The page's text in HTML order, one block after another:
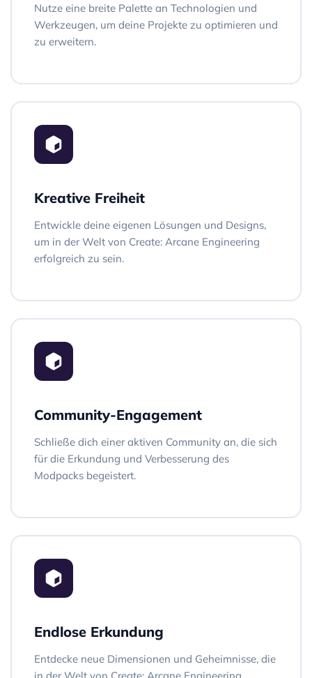
Nutze eine breite Palette an Technologien und
Werkzeugen, um deine Projekte zu optimieren und
zu erweitern.
Kreative Freiheit
Entwickle deine eigenen Lösungen und Designs,
um in der Welt von Create: Arcane Engineering
erfolgreich zu sein.
Community-Engagement
Schließe dich einer aktiven Community an, die sich
für die Erkundung und Verbesserung des
Modpacks begeistert.
Endlose Erkundung
Entdecke neue Dimensionen und Geheimnisse, die